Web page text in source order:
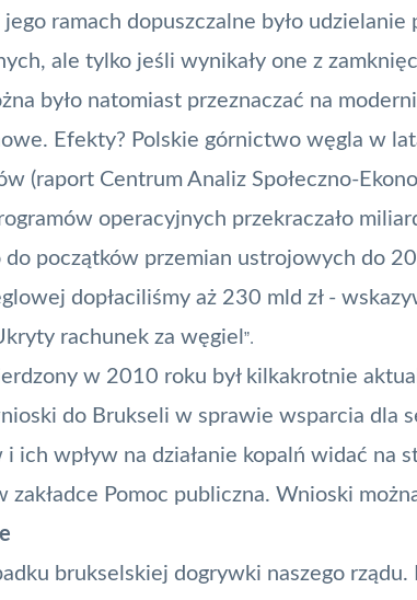
ramach dopuszczalne było udzielanie
ale tylko jeśli wynikały one z
było natomiast przeznaczać na
Efekty? Polskie górnictwo węgla w
(raport Centrum Analiz Społeczno-
operacyjnych przekraczało
do początków przemian ustrojowych do
dopłaciliśmy aż 230 mld zł -
rachunek za węgiel ”.
w 2010 roku był kilkakrotnie
do Brukseli w sprawie wsparcia dla
ich wpływ na działanie kopalń widać na
zakładce Pomoc publiczna. Wnioski
brukselskiej dogrywki naszego